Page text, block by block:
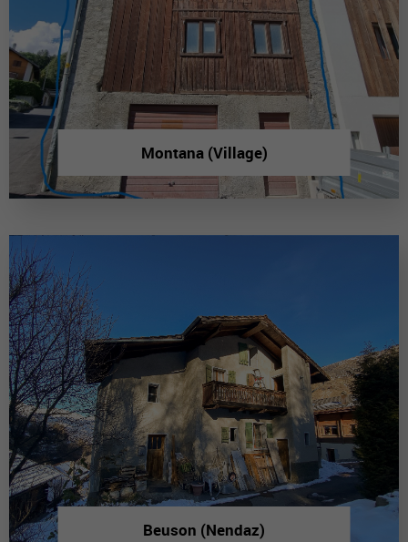
Montana (Village)
Beuson (Nendaz)